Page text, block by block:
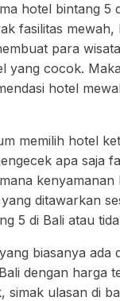
hotel bintang 5
fasilitas mewah,
para
yang cocok.
hotel
memilih hotel
apa saja
ditawarkan
5 di Bali atau
biasanya ada
dengan harga
simak ulasan di